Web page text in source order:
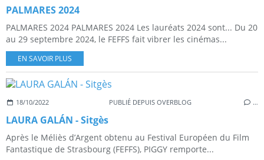
PALMARES 2024
PALMARES 2024 PALMARES 2024 Les lauréats 2024 sont... Du 20
au 29 septembre 2024, le FEFFS fait vibrer les cinémas...
EN SAVOIR PLUS
18/10/2022 PUBLIÉ DEPUIS OVERBLOG …
LAURA GALÁN - Sitgès
Après le Méliès d’Argent obtenu au Festival Européen du Film
Fantastique de Strasbourg (FEFFS), PIGGY remporte...